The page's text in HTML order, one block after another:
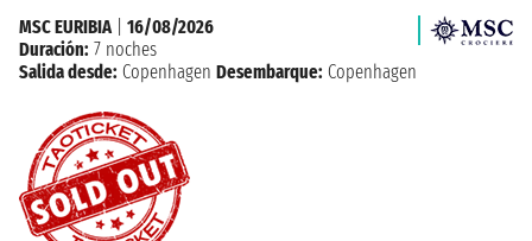
MSC EURIBIA| 16/08/2026
Duración: 7 noches
Salida desde: Copenhagen Desembarque: Copenhagen